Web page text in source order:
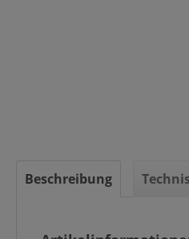
Beschreibung